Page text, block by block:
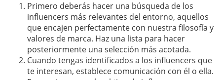
Primero deberás hacer una búsqueda de los
influencers más relevantes del entorno, aquellos
que encajen perfectamente con nuestra filosofía y
valores de marca. Haz una lista para hacer
posteriormente una selección más acotada.
Cuando tengas identificados a los influencers que
te interesan, establece comunicación con él o ella.